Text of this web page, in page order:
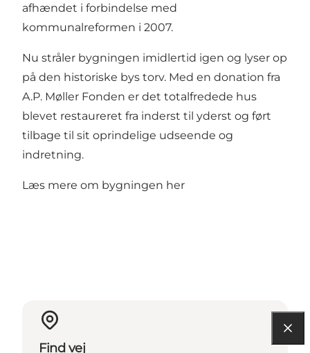
afhændet i forbindelse med
kommunalreformen i 2007.
Nu stråler bygningen imidlertid igen og lyser op
på den historiske bys torv. Med en donation fra
A.P. Møller Fonden er det totalfredede hus
blevet restaureret fra inderst til yderst og ført
tilbage til sit oprindelige udseende og
indretning.
Læs mere om bygningen her
Find vej